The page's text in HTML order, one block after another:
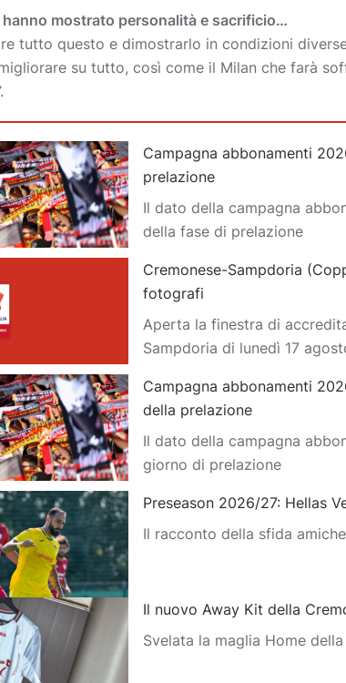
mostrato personalità e sacrificio…
tutto questo e dimostrarlo in condizioni
su tutto, così come il Milan che farà
Campagna abbonamenti
prelazione
Il dato della campagna
della fase di prelazione
Cremonese-Sampdoria
fotografi
Aperta la finestra di
Sampdoria di lunedì 17
Campagna abbonamenti
della prelazione
Il dato della campagna
giorno di prelazione
Preseason 2026/27: Hellas
Il racconto della sfida
Il nuovo Away Kit della
Svelata la maglia Home